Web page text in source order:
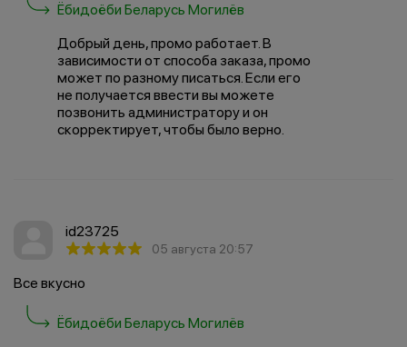
Ёбидоёби Беларусь Могилёв
Добрый день, промо работает. В
зависимости от способа заказа, промо
может по разному писаться. Если его
не получается ввести вы можете
позвонить администратору и он
скорректирует, чтобы было верно.
id23725
05 августа 20:57
Все вкусно
Ёбидоёби Беларусь Могилёв